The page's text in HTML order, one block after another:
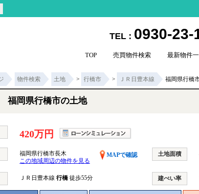
TEL : 0930-23-
TOP 売買物件検索 最新物件
物件検索 土地 > 行橋市 > ＪＲ日豊本線 福岡県行橋
福岡県行橋市の土地
420万円
福岡県行橋市長木
MAPで確認
この地域周辺の物件を見る
土地面積
ＪＲ日豊本線 行橋 徒歩55分 建ぺい率